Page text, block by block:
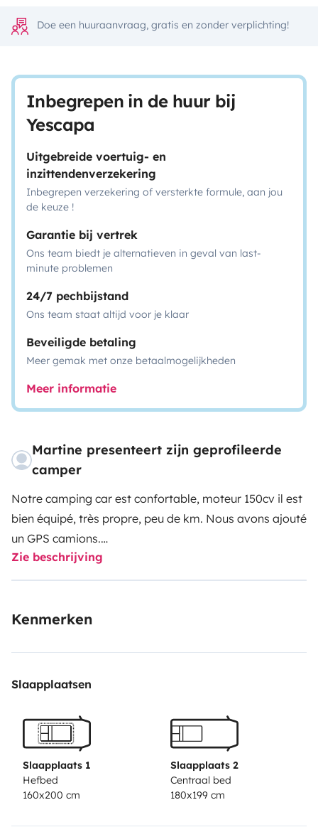
Doe een huuraanvraag, gratis en zonder verplichting!
Inbegrepen in de huur bij
Yescapa
Uitgebreide voertuig- en
inzittendenverzekering
Inbegrepen verzekering of versterkte formule, aan jou
de keuze !
Garantie bij vertrek
Ons team biedt je alternatieven in geval van last-
minute problemen
24/7 pechbijstand
Ons team staat altijd voor je klaar
Beveiligde betaling
Meer gemak met onze betaalmogelijkheden
Meer informatie
Martine presenteert zijn geprofileerde
camper
Notre camping car est confortable, moteur 150cv il est
bien équipé, très propre, peu de km. Nous avons ajouté
un GPS camions.
la climatisation bien sûr en cabine. Une aération
ventilation dans la chambre. Stores et moustiquaires
Il est très agréable.
Zie beschrijving
Kenmerken
Slaapplaatsen
Slaapplaats 1
Hefbed
160x200 cm
Slaapplaats 2
Centraal bed
180x199 cm